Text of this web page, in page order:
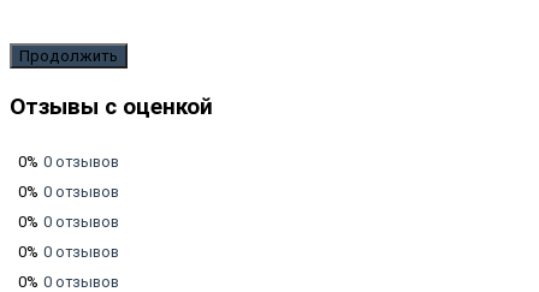
Продолжить
Отзывы с оценкой
0% 0 отзывов
0% 0 отзывов
0% 0 отзывов
0% 0 отзывов
0% 0 отзывов